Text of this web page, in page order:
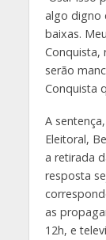
algo digno
baixas.
Conquista,
serão
Conquista
A
Eleitoral,
a retirada
resposta
as
12h, e